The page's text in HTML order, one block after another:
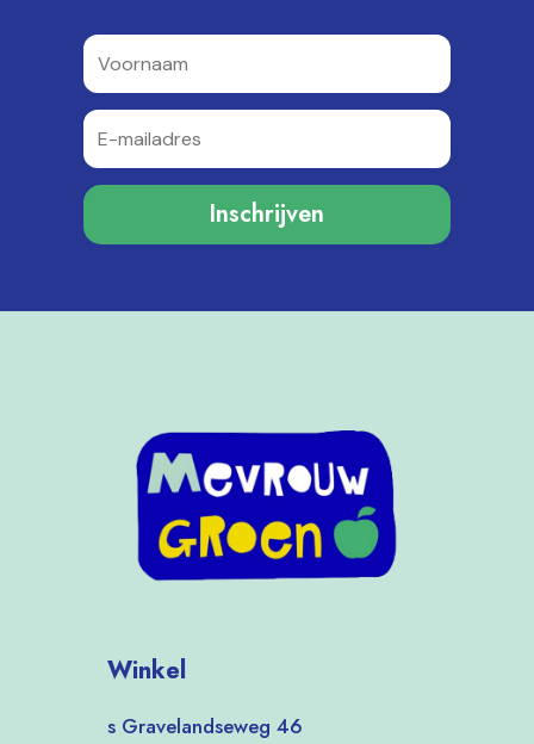
Inschrijven
Winkel
s Gravelandseweg 46